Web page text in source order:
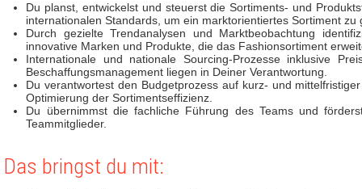
Du planst, entwickelst und steuerst die Sortiments- und
internationalen Standards, um ein marktorientiertes Sortiment zu
Durch gezielte Trendanalysen und Marktbeobachtung
innovative Marken und Produkte, die das Fashionsortiment
Internationale und nationale Sourcing-Prozesse inklusive
Beschaffungsmanagement liegen in Deiner Verantwortung.
Du verantwortest den Budgetprozess auf kurz- und
Optimierung der Sortimentseffizienz.
Du übernimmst die fachliche Führung des Teams und
Teammitglieder.
Das bringst du mit: